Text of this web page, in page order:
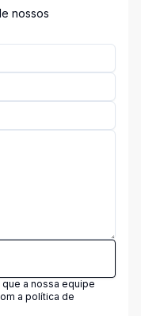
nossos
a nossa equipe
a política de